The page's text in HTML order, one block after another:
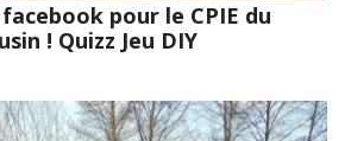
pour le CPIE du
! Quizz Jeu DIY